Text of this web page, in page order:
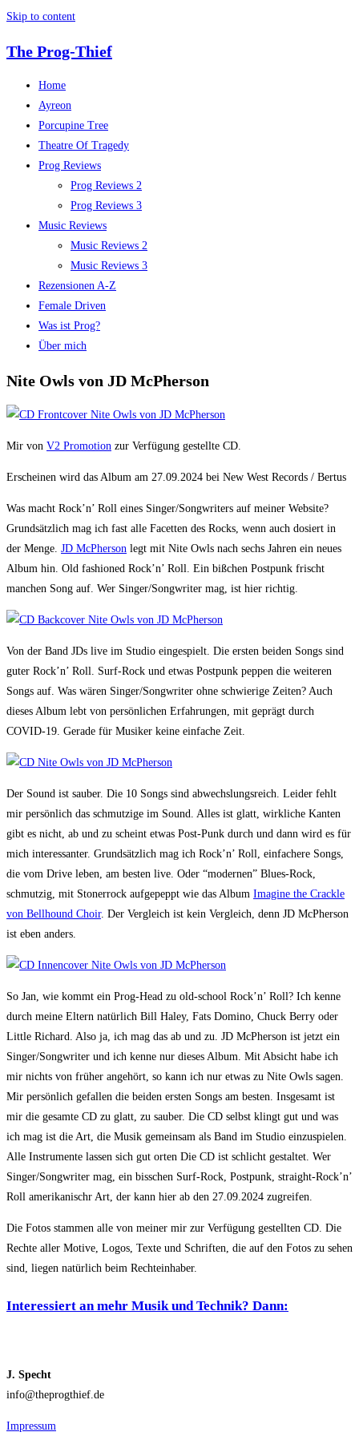
Skip to content
The Prog-Thief
Home
Ayreon
Porcupine Tree
Theatre Of Tragedy
Prog Reviews
Prog Reviews 2
Prog Reviews 3
Music Reviews
Music Reviews 2
Music Reviews 3
Rezensionen A-Z
Female Driven
Was ist Prog?
Über mich
Nite Owls von JD McPherson
Mir von V2 Promotion zur Verfügung gestellte CD.
Erscheinen wird das Album am 27.09.2024 bei New West Records / Bertus
Was macht Rock’n’ Roll eines Singer/Songwriters auf meiner Website?
Grundsätzlich mag ich fast alle Facetten des Rocks, wenn auch dosiert in
der Menge. JD McPherson legt mit Nite Owls nach sechs Jahren ein neues
Album hin. Old fashioned Rock’n’ Roll. Ein bißchen Postpunk frischt
manchen Song auf. Wer Singer/Songwriter mag, ist hier richtig.
Von der Band JDs live im Studio eingespielt. Die ersten beiden Songs sind
guter Rock’n’ Roll. Surf-Rock und etwas Postpunk peppen die weiteren
Songs auf. Was wären Singer/Songwriter ohne schwierige Zeiten? Auch
dieses Album lebt von persönlichen Erfahrungen, mit geprägt durch
COVID-19. Gerade für Musiker keine einfache Zeit.
Der Sound ist sauber. Die 10 Songs sind abwechslungsreich. Leider fehlt
mir persönlich das schmutzige im Sound. Alles ist glatt, wirkliche Kanten
gibt es nicht, ab und zu scheint etwas Post-Punk durch und dann wird es für
mich interessanter. Grundsätzlich mag ich Rock’n’ Roll, einfachere Songs,
die vom Drive leben, am besten live. Oder “modernen” Blues-Rock,
schmutzig, mit Stonerrock aufgepeppt wie das Album Imagine the Crackle
von Bellhound Choir. Der Vergleich ist kein Vergleich, denn JD McPherson
ist eben anders.
So Jan, wie kommt ein Prog-Head zu old-school Rock’n’ Roll? Ich kenne
durch meine Eltern natürlich Bill Haley, Fats Domino, Chuck Berry oder
Little Richard. Also ja, ich mag das ab und zu. JD McPherson ist jetzt ein
Singer/Songwriter und ich kenne nur dieses Album. Mit Absicht habe ich
mir nichts von früher angehört, so kann ich nur etwas zu Nite Owls sagen.
Mir persönlich gefallen die beiden ersten Songs am besten. Insgesamt ist
mir die gesamte CD zu glatt, zu sauber. Die CD selbst klingt gut und was
ich mag ist die Art, die Musik gemeinsam als Band im Studio einzuspielen.
Alle Instrumente lassen sich gut orten Die CD ist schlicht gestaltet. Wer
Singer/Songwriter mag, ein bisschen Surf-Rock, Postpunk, straight-Rock’n’
Roll amerikanischr Art, der kann hier ab den 27.09.2024 zugreifen.
Die Fotos stammen alle von meiner mir zur Verfügung gestellten CD. Die
Rechte aller Motive, Logos, Texte und Schriften, die auf den Fotos zu sehen
sind, liegen natürlich beim Rechteinhaber.
Interessiert an mehr Musik und Technik? Dann:
J. Specht
info@theprogthief.de
Impressum